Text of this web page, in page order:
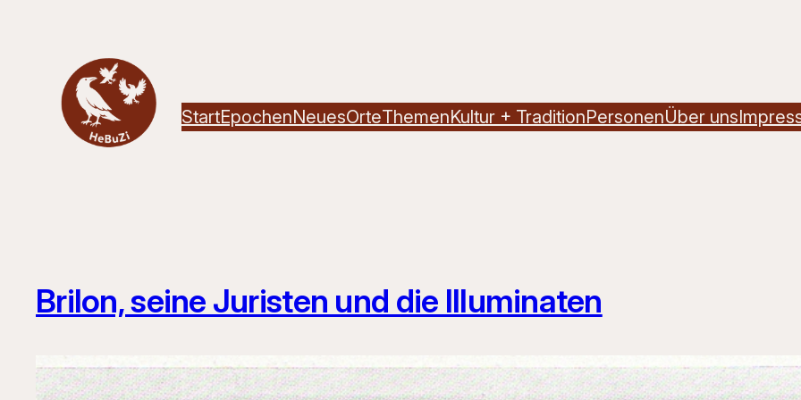
StartEpochenNeuesOrteThemenKultur + TraditionPersonenÜber uns
Brilon, seine Juristen und die Illuminaten